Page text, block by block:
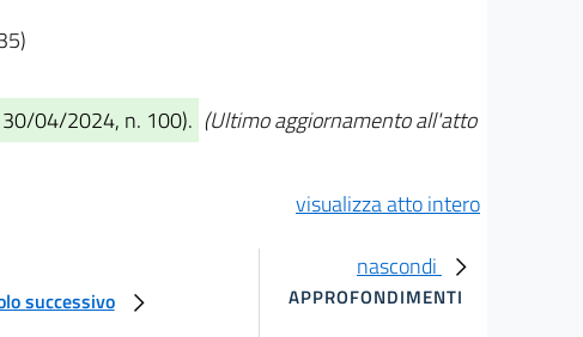
30/04/2024, n. 100). (Ultimo aggiornamento all'atto
visualizza atto intero
successivo
nascondi
APPROFONDIMENTI